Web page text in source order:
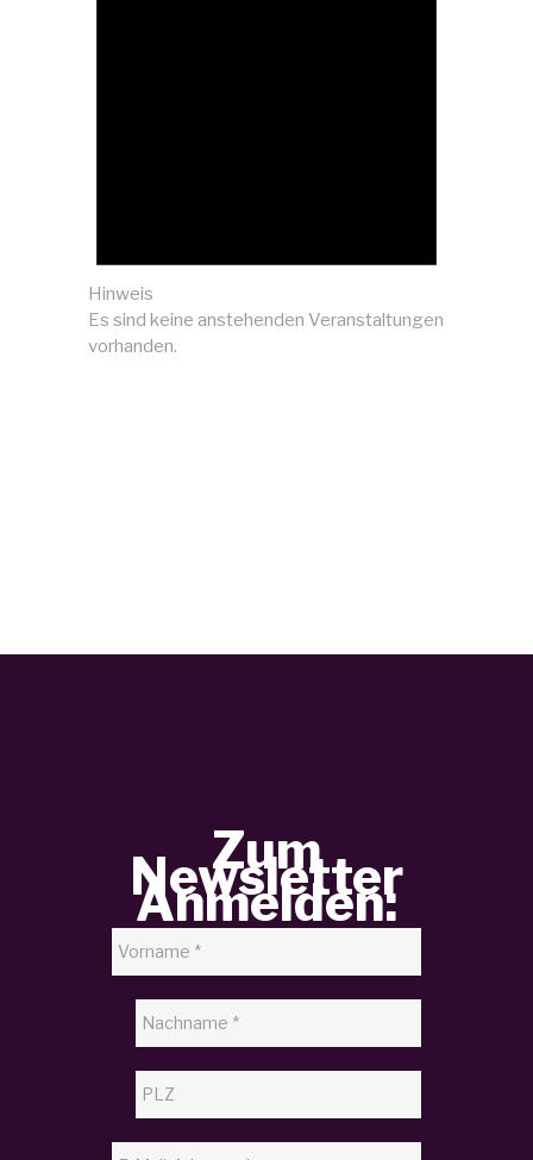
Hinweis
Es sind keine anstehenden Veranstaltungen
vorhanden.
Zum
Newsletter
Anmelden: